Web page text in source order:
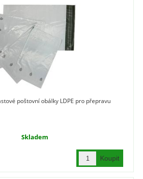
poštovní obálky LDPE pro přepravu
Skladem